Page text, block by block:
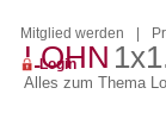
LOHN
Alles zum Thema
Mitglied werden
Login